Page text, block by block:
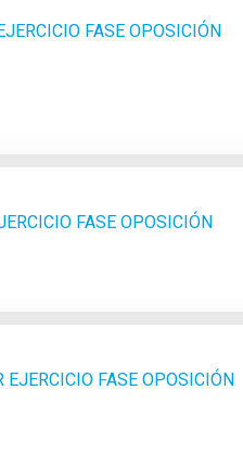
FASE OPOSICIÓN
FASE OPOSICIÓN
FASE OPOSICIÓN